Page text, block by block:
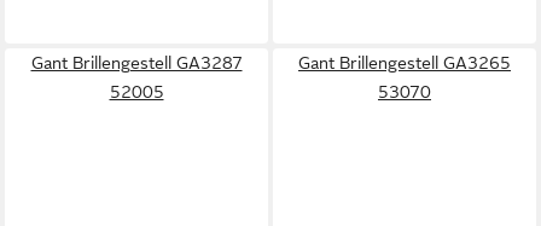
Gant Brillengestell GA3287
52005
Gant Brillengestell GA3265
53070